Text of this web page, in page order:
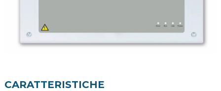
CARATTERISTICHE